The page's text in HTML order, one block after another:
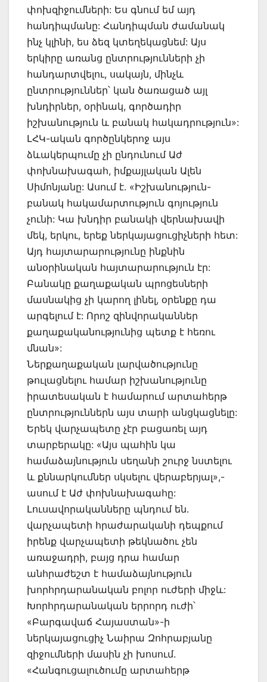
փոխզիջումների: Ես գնում եմ այդ
հանդիպմանը: Հանդիպման ժամանակ
ինչ կլինի, ես ձեզ կտեղեկացնեմ: Այս
երկիրը առանց ընտրությունների չի
հանդարտվելու, սակայն, մինչև
ընտրություններ՝ կան ծառացած այլ
խնդիրներ, օրինակ, գործադիր
իշխանություն և բանակ հակադրություն»:
ԼՀԿ-ական գործընկերոջ այս
ձևակերպումը չի ընդունում Աժ
փոխնախագահ, իմքայլական Ալեն
Սիմոնյանը: Ասում է. «Իշխանություն-
բանակ հակամարտություն գոյություն
չունի: Կա խնդիր բանակի վերնախավի
մեկ, երկու, երեք ներկայացուցիչների հետ:
Այդ հայտարարությունը ինքնին
անօրինական հայտարարություն էր:
Բանակը քաղաքական պրոցեսների
մասնակից չի կարող լինել, օրենքը դա
արգելում է: Որոշ զինվորականներ
քաղաքականությունից պետք է հեռու
մնան»:
Ներքաղաքական լարվածությունը
թուլացնելու համար իշխանությունը
իրատեսական է համարում արտահերթ
ընտրություններն այս տարի անցկացնելը:
Երեկ վարչապետը չէր բացառել այդ
տարբերակը: «Այս պահին կա
համաձայնություն սեղանի շուրջ նստելու
և քննարկումներ սկսելու վերաբերյալ»,-
ասում է Աժ փոխնախագահը:
Լուսավորականները պնդում են.
վարչապետի հրաժարականի դեպքում
իրենք վարչապետի թեկնածու չեն
առաջադրի, բայց դրա համար
անհրաժեշտ է համաձայնություն
խորհրդարանական բոլոր ուժերի միջև:
Խորհրդարանական երրորդ ուժի՝
«Բարգավաճ Հայաստան»-ի
ներկայացուցիչ Նաիրա Զոհրաբյանը
զիջումների մասին չի խոսում.
«Հանգուցալուծումը արտահերթ